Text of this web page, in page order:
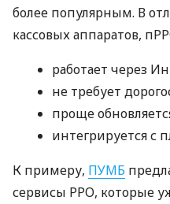
более популярным. В
кассовых аппаратов,
работает через
не требует
проще
интегрируется
К примеру, ПУМБ
сервисы РРО, которые